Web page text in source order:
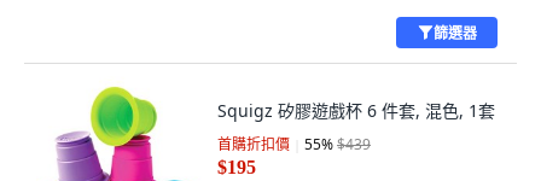
篩選器
Squigz 矽膠遊戲杯 6 件套, 混色, 1套
首購折扣價 55%$439
$195